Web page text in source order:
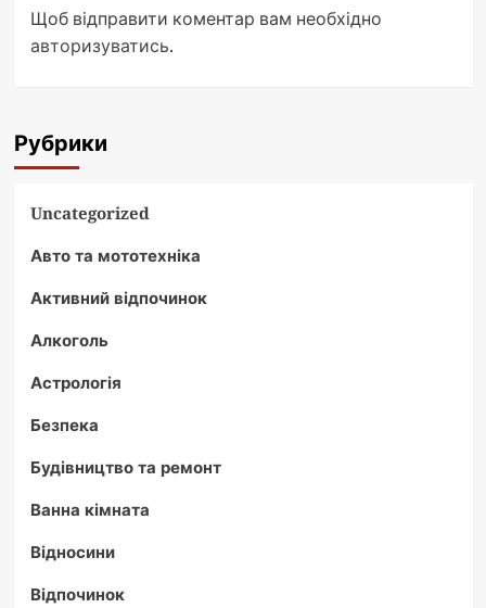
Щоб відправити коментар вам необхідно
авторизуватись.
Рубрики
Uncategorized
Авто та мототехніка
Активний відпочинок
Алкоголь
Астрологія
Безпека
Будівництво та ремонт
Ванна кімната
Відносини
Відпочинок